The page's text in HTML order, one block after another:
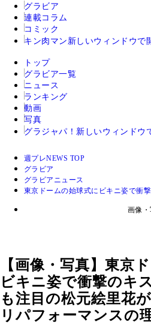
グラビア
連載コラム
コミック
キン肉マン 新しいウィンドウで
トップ
グラビア一覧
ニュース
ランキング
動画
写真
グラジャパ！ 新しいウィンドウ
週プレNEWS TOP
グラビア
グラビアニュース
東京ドームの始球式にビキニ姿で衝
画像
【画像・写真】東京
ビキニ姿で衝撃のキ
も注目の松元絵里花
リパフォーマンスの